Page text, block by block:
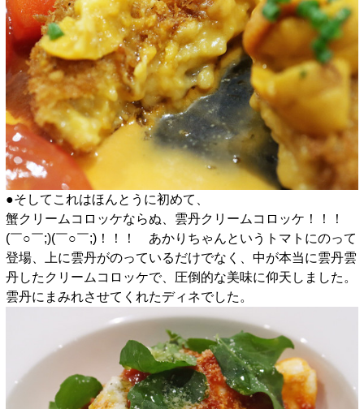
●そしてこれはほんとうに初めて、
蟹クリームコロッケならぬ、雲丹クリームコロッケ！！！
(￣○￣;)(￣○￣;)！！！ あかりちゃんというトマトにのって
登場、上に雲丹がのっているだけでなく、中が本当に雲丹雲
丹したクリームコロッケで、圧倒的な美味に仰天しました。
雲丹にまみれさせてくれたディネでした。